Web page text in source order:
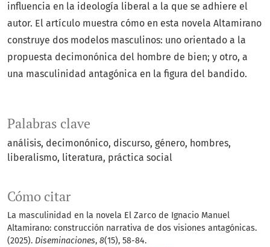
Palabras clave
análisis decimonónico discurso género hombres
liberalismo literatura práctica social
Cómo citar
La masculinidad en la novela El Zarco de Ignacio Manuel
Altamirano: construcción narrativa de dos visiones antagónicas.
(2025). Diseminaciones, 8(15), 58-84.
influencia en la ideología liberal a la que se adhiere el
autor. El artículo muestra cómo en esta novela Altamirano
construye dos modelos masculinos: uno orientado a la
propuesta decimonónica del hombre de bien; y otro, a
una masculinidad antagónica en la figura del bandido.